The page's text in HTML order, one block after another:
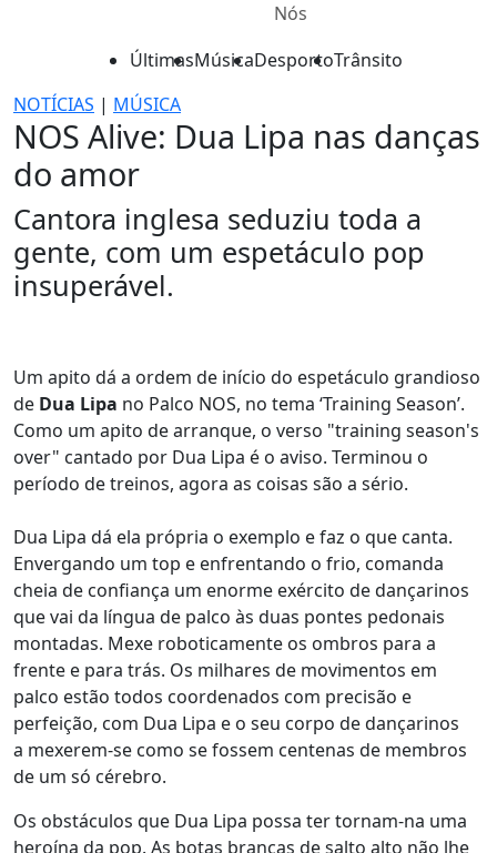
Nós
ÚltimasMúsicaDesportoTrânsito
NOTÍCIAS | MÚSICA
NOS Alive: Dua Lipa nas danças
do amor
Cantora inglesa seduziu toda a
gente, com um espetáculo pop
insuperável.
Um apito dá a ordem de início do espetáculo grandioso
de Dua Lipa no Palco NOS, no tema ‘Training Season’.
Como um apito de arranque, o verso "training season's
over" cantado por Dua Lipa é o aviso. Terminou o
período de treinos, agora as coisas são a sério.
Dua Lipa dá ela própria o exemplo e faz o que canta.
Envergando um top e enfrentando o frio, comanda
cheia de confiança um enorme exército de dançarinos
que vai da língua de palco às duas pontes pedonais
montadas. Mexe roboticamente os ombros para a
frente e para trás. Os milhares de movimentos em
palco estão todos coordenados com precisão e
perfeição, com Dua Lipa e o seu corpo de dançarinos
a mexerem-se como se fossem centenas de membros
de um só cérebro.
Os obstáculos que Dua Lipa possa ter tornam-na uma
heroína da pop. As botas brancas de salto alto não lhe